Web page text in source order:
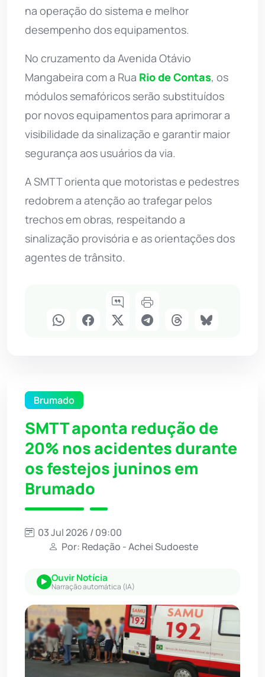
na operação do sistema e melhor
desempenho dos equipamentos.
No cruzamento da Avenida Otávio
Mangabeira com a Rua Rio de Contas, os
módulos semafóricos serão substituídos
por novos equipamentos para aprimorar a
visibilidade da sinalização e garantir maior
segurança aos usuários da via.
A SMTT orienta que motoristas e pedestres
redobrem a atenção ao trafegar pelos
trechos em obras, respeitando a
sinalização provisória e as orientações dos
agentes de trânsito.
Brumado
SMTT aponta redução de
20% nos acidentes durante
os festejos juninos em
Brumado
03 Jul 2026 / 09:00
Por: Redação - Achei Sudoeste
Ouvir Notícia
Narração automática (IA)